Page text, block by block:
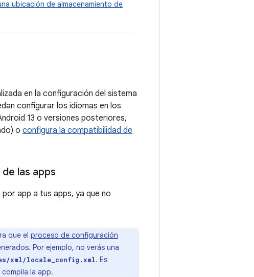
ubicación de almacenamiento de
en la configuración del sistema
configurar los idiomas en los
13 o versiones posteriores,
o configura la compatibilidad de
las apps
app a tus apps, ya que no
que el proceso de configuración
Por ejemplo, no verás una
xml/locale_config.xml. Es
la app.